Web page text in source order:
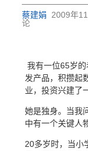
蔡建娟 2009年
论
你拿
我有一位65岁
发产品，积攒起
业，投资兴建了
她是独身。当我
中有一个关键人
20多岁时，当小